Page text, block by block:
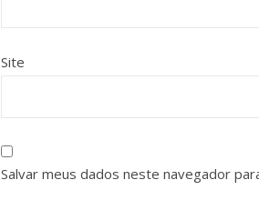
Site
Salvar meus dados neste navegador